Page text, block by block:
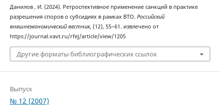
Данилов , И. (2024). Ретроспективное применение санкций в практике
разрешения споров о субсидиях в рамках ВТО. Российский
внешнеэкономический вестник, (12), 55–61. извлечено от
https://journal.vavt.ru/rfej/article/view/1205
Другие форматы библиографических ссылок
Выпуск
№ 12 (2007)